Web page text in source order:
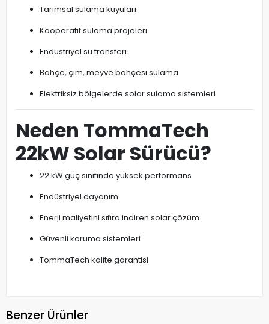
Tarımsal sulama kuyuları
Kooperatif sulama projeleri
Endüstriyel su transferi
Bahçe, çim, meyve bahçesi sulama
Elektriksiz bölgelerde solar sulama sistemleri
Neden TommaTech
22kW Solar Sürücü?
22 kW güç sınıfında yüksek performans
Endüstriyel dayanım
Enerji maliyetini sıfıra indiren solar çözüm
Güvenli koruma sistemleri
TommaTech kalite garantisi
Benzer Ürünler